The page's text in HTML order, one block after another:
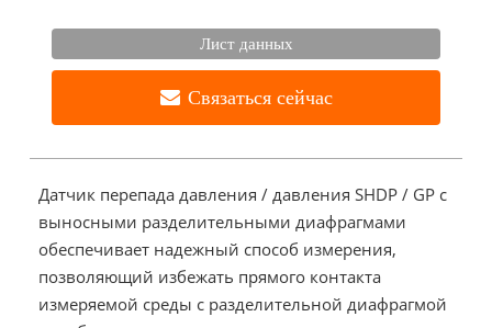
Лист данных
Связаться сейчас
Датчик перепада давления / давления SHDP / GP с
выносными разделительными диафрагмами
обеспечивает надежный способ измерения,
позволяющий избежать прямого контакта
измеряемой среды с разделительной диафрагмой